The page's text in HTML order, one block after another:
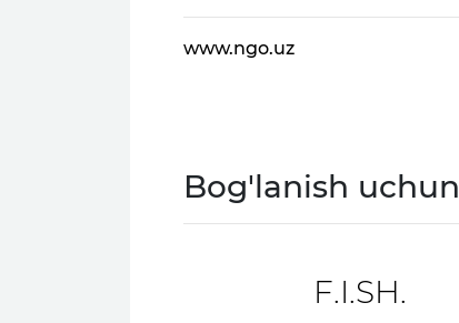
www.ngo.uz
Bog'lanish uchun
F.I.SH.